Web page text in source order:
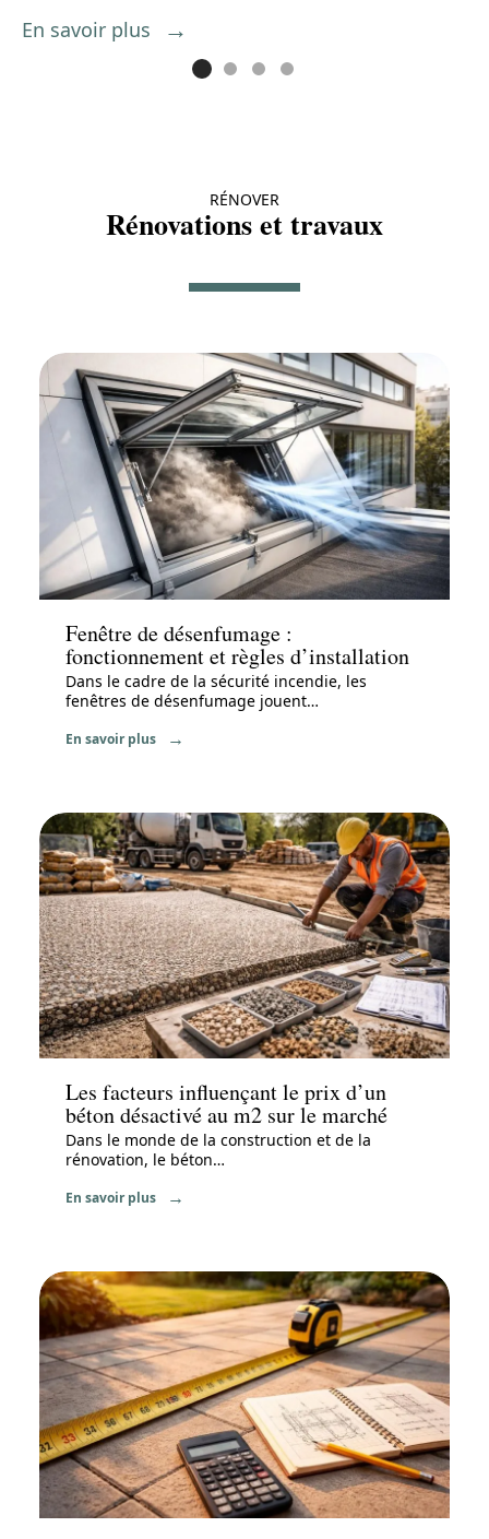
En savoir plus
RÉNOVER
Rénovations et travaux
Travaux
Fenêtre de désenfumage :
fonctionnement et règles d’installation
Dans le cadre de la sécurité incendie, les
fenêtres de désenfumage jouent…
En savoir plus
Travaux
Les facteurs influençant le prix d’un
béton désactivé au m2 sur le marché
Dans le monde de la construction et de la
rénovation, le béton…
En savoir plus
Travaux